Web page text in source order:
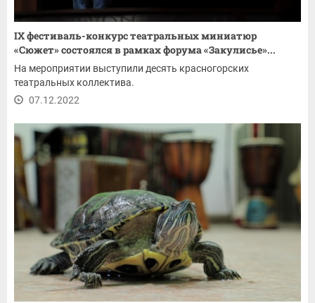
IX фестиваль-конкурс театральных миниатюр
«Сюжет» состоялся в рамках форума «Закулисье»...
На мероприятии выступили десять красногорских
театральных коллектива.
07.12.2022